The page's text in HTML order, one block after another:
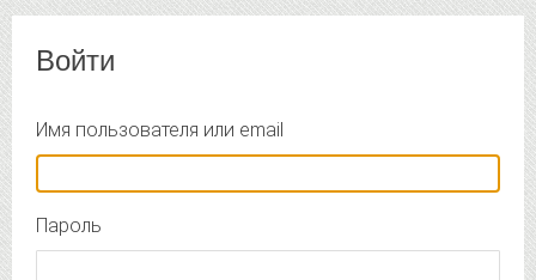
Войти
Имя пользователя или email
Пароль